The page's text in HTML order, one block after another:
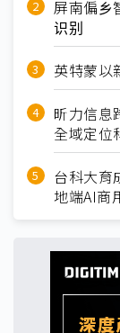
屏南偏乡
识别
英特蒙以
昕力信息
全域定位
台科大育
地端AI商